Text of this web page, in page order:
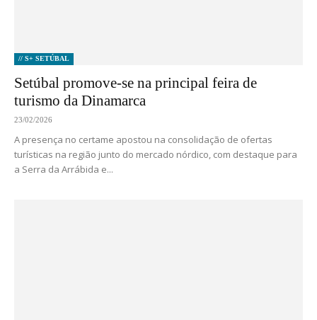
// S+ SETÚBAL
Setúbal promove-se na principal feira de
turismo da Dinamarca
23/02/2026
A presença no certame apostou na consolidação de ofertas
turísticas na região junto do mercado nórdico, com destaque para
a Serra da Arrábida e...